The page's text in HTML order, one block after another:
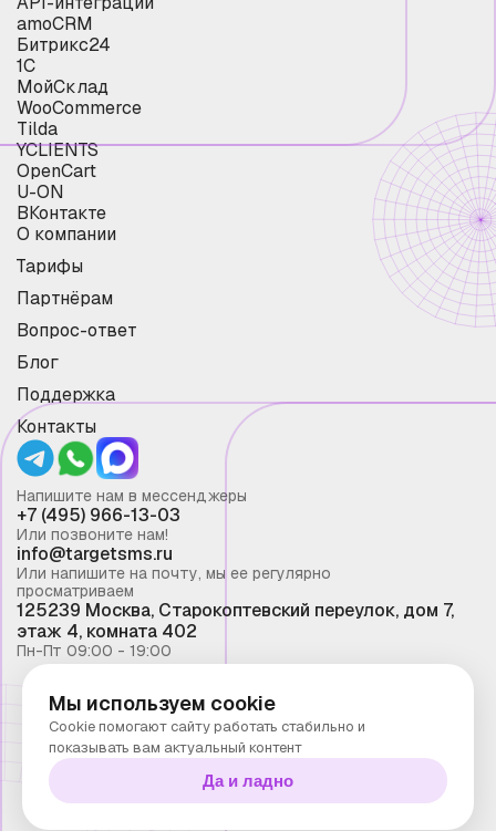
amoCRM
Битрикс24
1С
МойСклад
WooCommerce
Tilda
YCLIENTS
OpenCart
U-ON
ВКонтакте
О компании
Тарифы
Партнёрам
Вопрос-ответ
Блог
Поддержка
Контакты
Напишите нам в мессенджеры
+7 (495) 966-13-03
Или позвоните нам!
info@targetsms.ru
Или напишите на почту, мы ее регулярно
просматриваем
125239 Москва, Старокоптевский переулок, дом 7,
этаж 4, комната 402
Пн-Пт 09:00 - 19:00
Смс рассылка 2026 ©
Запрещено копирование материалов сайта без
письменного разрешения ООО "Таргет Телеком"
Политика конфиденциальности
Мы используем cookie
Cookie помогают сайту работать стабильно и
показывать вам актуальный контент
Да и ладно